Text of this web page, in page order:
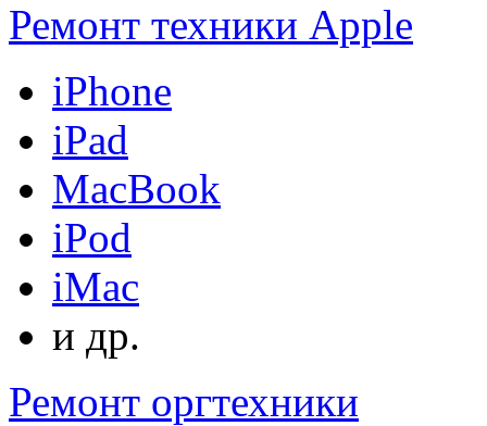
Ремонт техники Apple
iPhone
iPad
MacBook
iPod
iMac
и др.
Ремонт оргтехники